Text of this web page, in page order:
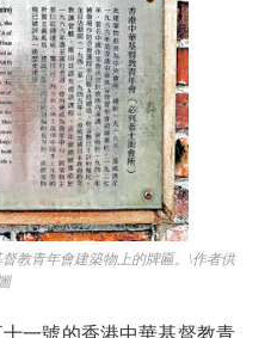
青年會建築物上的牌匾。\作者供